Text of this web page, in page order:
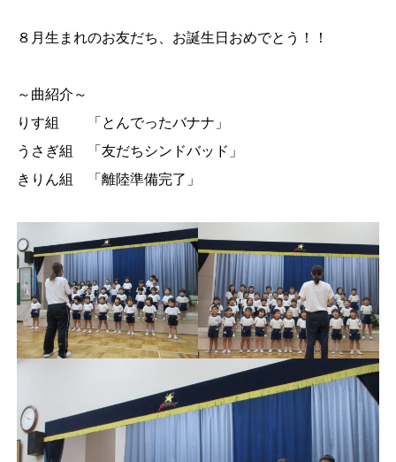
８月生まれのお友だち、お誕生日おめでとう！！
～曲紹介～
りす組 「とんでったバナナ」
うさぎ組 「友だちシンドバッド」
きりん組 「離陸準備完了」